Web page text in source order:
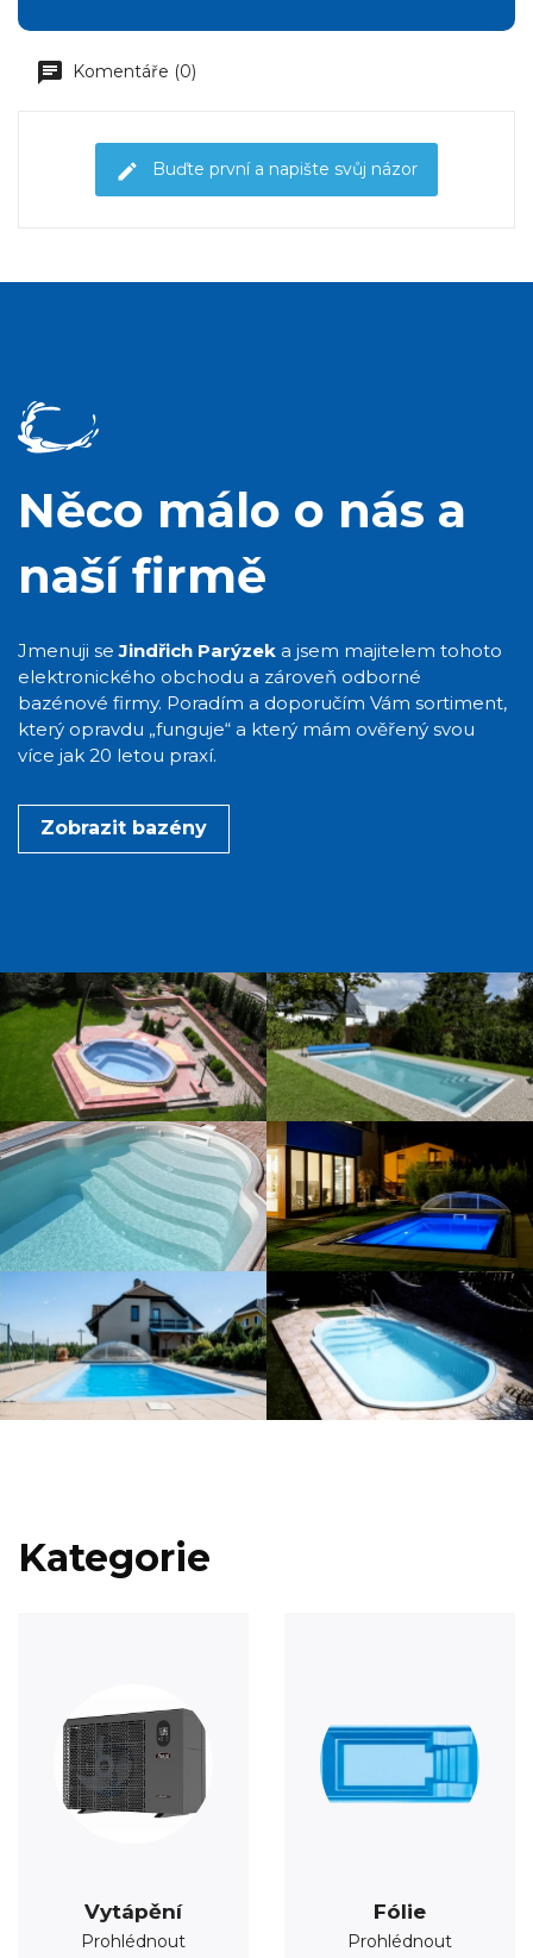
Komentáře (0)
Buďte první a napište svůj názor
Něco málo o nás a
naší firmě
Jmenuji seJindřich Parýzek a jsem majitelem tohoto
elektronického obchodu a zároveň odborné
bazénové firmy. Poradím a doporučím Vám sortiment,
který opravdu „funguje“ a který mám ověřený svou
více jak 20 letou praxí.
Zobrazit bazény
Kategorie
Vytápění
Prohlédnout
Fólie
Prohlédnout